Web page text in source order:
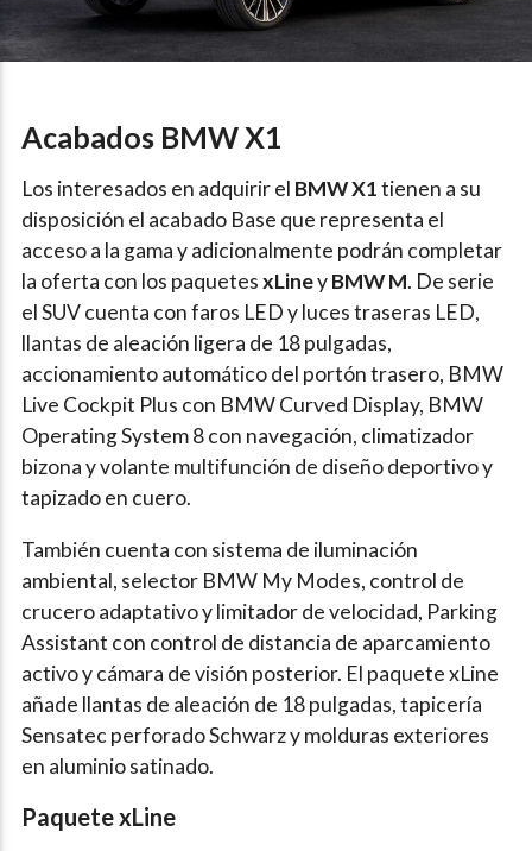
Acabados BMW X1
Los interesados en adquirir el BMW X1tienen a su
disposición el acabado Base que representa el
acceso a la gama y adicionalmente podrán completar
la oferta con los paquetesxLineyBMW M. De serie
el SUV cuenta con faros LED y luces traseras LED,
llantas de aleación ligera de 18 pulgadas,
accionamiento automático del portón trasero, BMW
Live Cockpit Plus con BMW Curved Display, BMW
Operating System 8 con navegación, climatizador
bizona y volante multifunción de diseño deportivo y
tapizado en cuero.
También cuenta con sistema de iluminación
ambiental, selector BMW My Modes, control de
crucero adaptativo y limitador de velocidad, Parking
Assistant con control de distancia de aparcamiento
activo y cámara de visión posterior. El paquete xLine
añade llantas de aleación de 18 pulgadas, tapicería
Sensatec perforado Schwarz y molduras exteriores
en aluminio satinado.
Paquete xLine